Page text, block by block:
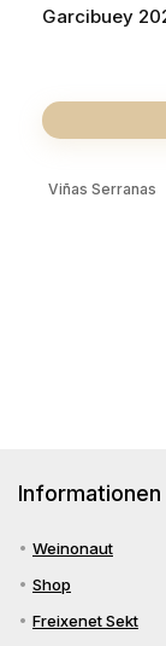
Garcibuey
Viñas Serranas
Informationen
Weinonaut
Shop
Freixenet Sekt